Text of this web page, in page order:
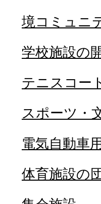
境コミュニ
学校施設の
テニスコー
スポーツ・
電気自動車
体育施設の